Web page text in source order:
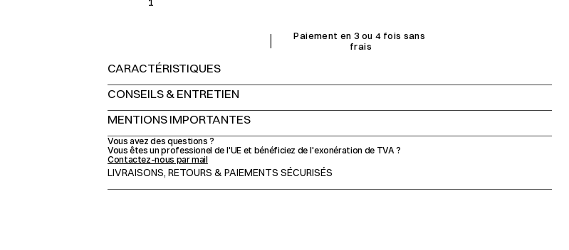
1
I
Paiement en 3 ou 4 fois sans
frais
CARACTÉRISTIQUES
CONSEILS & ENTRETIEN
MENTIONS IMPORTANTES
Vous avez des questions ?
Vous êtes un professionel de l'UE et bénéficiez de l'exonération de TVA ?
Contactez-nous par mail
LIVRAISONS, RETOURS & PAIEMENTS SÉCURISÉS